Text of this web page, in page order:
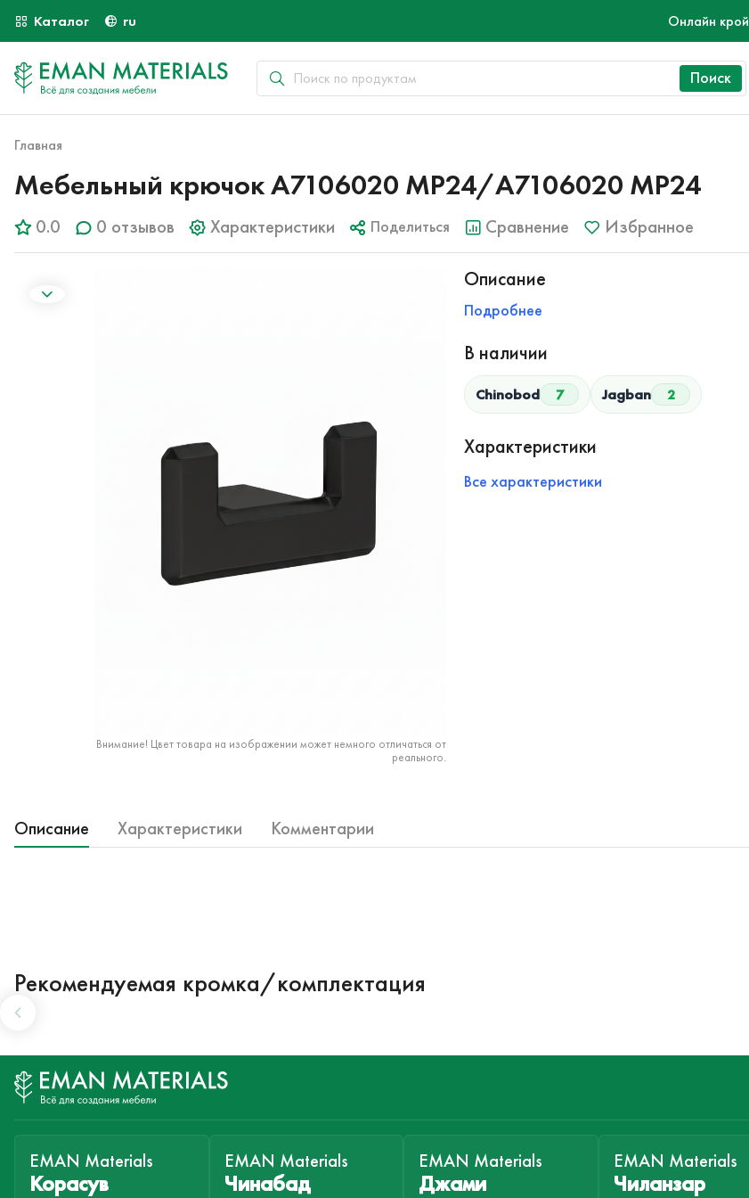
Каталог ru Онлайн крой
Поиск
Главная
Мебельный крючок A7106020 MP24/A7106020 MP24
0.0 0 отзывов Характеристики Поделиться Сравнение Избранное
Внимание! Цвет товара на изображении может немного отличаться от
реального.
Описание
Подробнее
В наличии
Chinobod 7 Jagban 2
Характеристики
Все характеристики
Описание Характеристики Комментарии
Рекомендуемая кромка/комплектация
EMAN Materials
Корасув
EMAN Materials
Чинабад
EMAN Materials
Джами
EMAN Materials
Чиланзар